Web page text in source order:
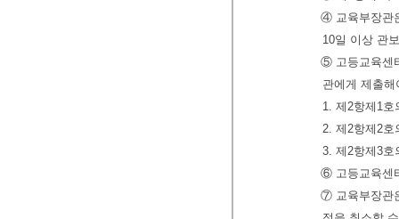
④ 교육부장관
10일 이상 관
⑤ 고등교육센
관에게 제출해
1. 제2항제1
2. 제2항제2호
3. 제2항제3호
⑥ 고등교육센
⑦ 교육부장관